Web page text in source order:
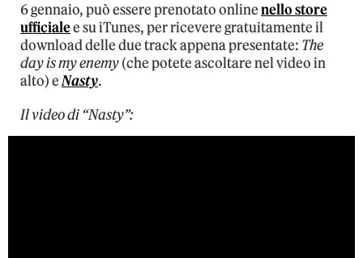
6 gennaio, può essere prenotato onlinenello store
ufficialee su iTunes, per ricevere gratuitamente il
download delle due track appena presentate: The
day is my enemy(che potete ascoltare nel video in
alto) eNasty.
Il video di “Nasty”: